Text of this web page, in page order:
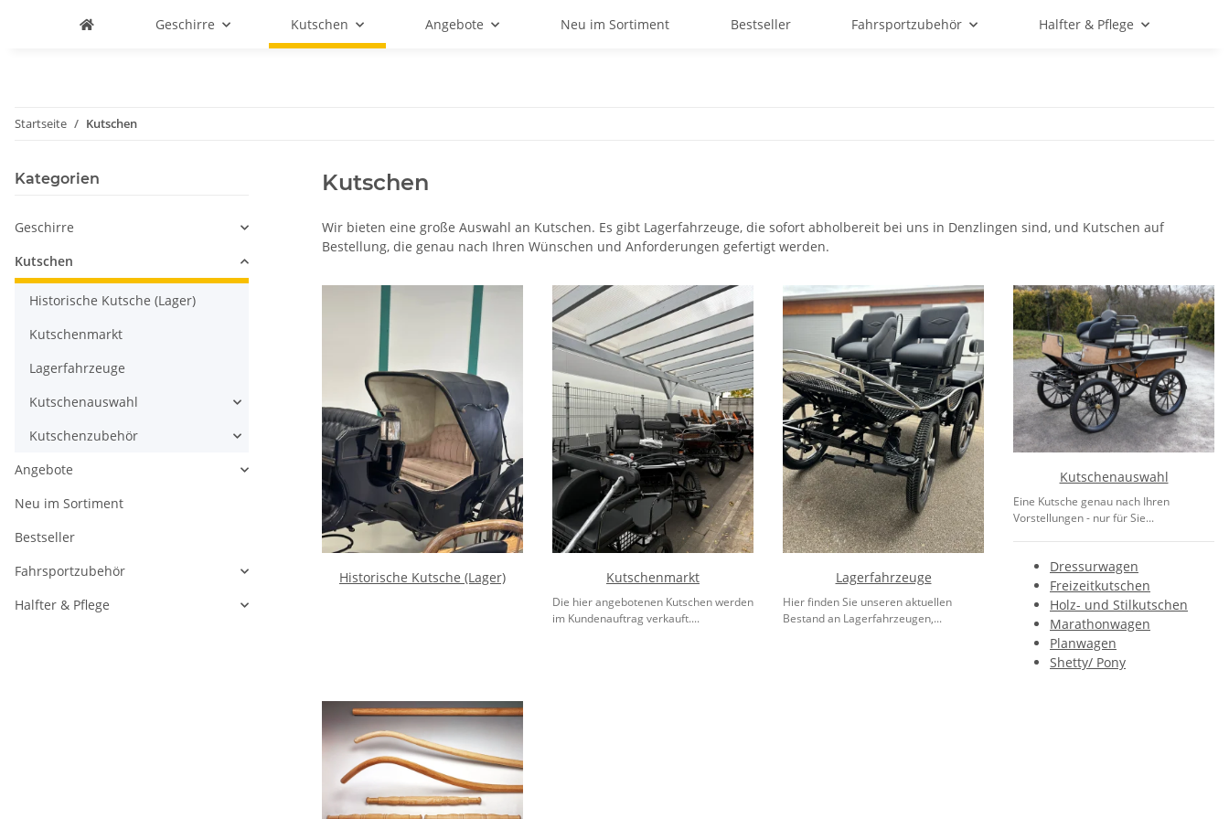
Geschirre Kutschen Angebote Neu im Sortiment Bestseller Fahrsportzubehör Halfter & Pflege
Startseite Kutschen
Kutschen
Wir bieten eine große Auswahl an Kutschen. Es gibt Lagerfahrzeuge, die sofort abholbereit bei uns in Denzlingen sind, und Kutschen auf
Bestellung, die genau nach Ihren Wünschen und Anforderungen gefertigt werden.
Historische Kutsche (Lager) Kutschenmarkt
Die hier angebotenen Kutschen werden
im Kundenauftrag verkauft....
Lagerfahrzeuge
Hier finden Sie unseren aktuellen
Bestand an Lagerfahrzeugen,...
Kutschenauswahl
Eine Kutsche genau nach Ihren
Vorstellungen - nur für Sie...
Dressurwagen
Freizeitkutschen
Holz- und Stilkutschen
Marathonwagen
Planwagen
Shetty/ Pony
Kategorien
Geschirre
Kutschen
Historische Kutsche (Lager)
Kutschenmarkt
Lagerfahrzeuge
Kutschenauswahl
Kutschenzubehör
Angebote
Neu im Sortiment
Bestseller
Fahrsportzubehör
Halfter & Pflege